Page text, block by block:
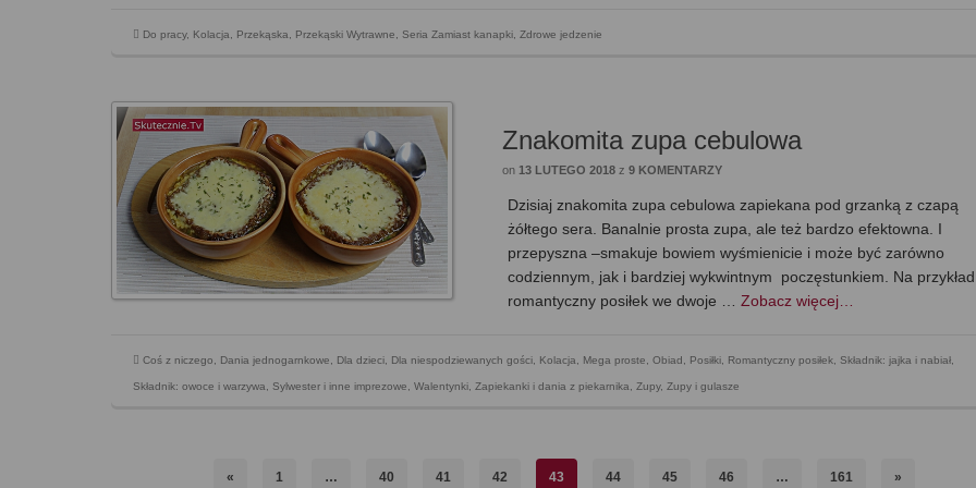
Do pracy, Kolacja, Przekąska, Przekąski Wytrawne, Seria Zamiast kanapki, Zdrowe jedzenie
Znakomita zupa cebulowa
on 13 LUTEGO 2018 z9 KOMENTARZY
Dzisiaj znakomita zupa cebulowa zapiekana pod grzanką z czapą
żółtego sera. Banalnie prosta zupa, ale też bardzo efektowna. I
przepyszna –smakuje bowiem wyśmienicie i może być zarówno
codziennym, jak i bardziej wykwintnym poczęstunkiem. Na
romantyczny posiłek we dwoje …Zobacz więcej…
Coś z niczego, Dania jednogarnkowe, Dla dzieci, Dla niespodziewanych gości, Kolacja, Mega proste, Obiad, Posiłki, Romantyczny posiłek, Składnik: jajka i nabiał,
Składnik: owoce i warzywa, Sylwester i inne imprezowe, Walentynki, Zapiekanki i dania z piekarnika, Zupy, Zupy i gulasze
« 1 … 40 41 42 43 44 45 46 … 161 »